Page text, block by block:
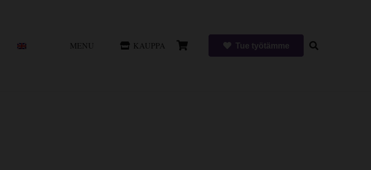
MENU KAUPPA Tue työtämme